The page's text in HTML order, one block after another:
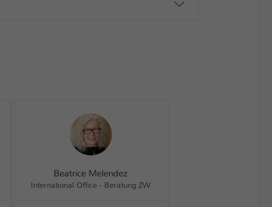
Beatrice Melendez
International Office - Beratung ZW